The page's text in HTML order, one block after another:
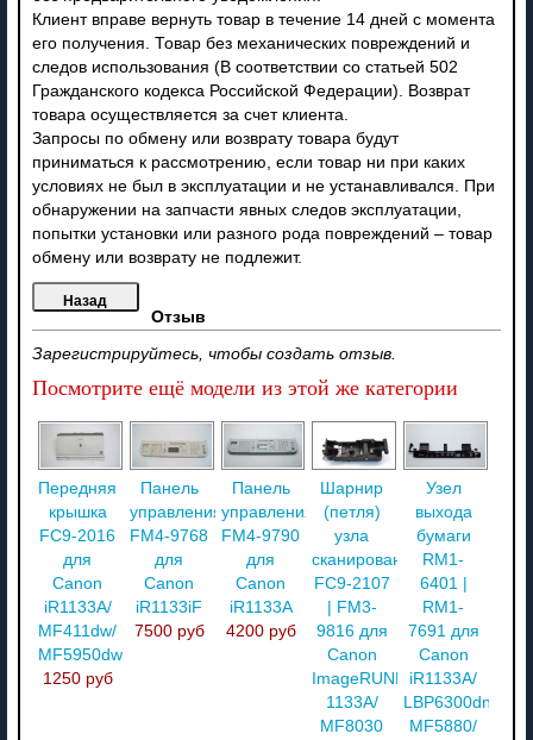
Клиент вправе вернуть товар в течение 14 дней с момента
его получения. Товар без механических повреждений и
следов использования (В соответствии со статьей 502
Гражданского кодекса Российской Федерации). Возврат
товара осуществляется за счет клиента.
Запросы по обмену или возврату товара будут
приниматься к рассмотрению, если товар ни при каких
условиях не был в эксплуатации и не устанавливался. При
обнаружении на запчасти явных следов эксплуатации,
попытки установки или разного рода повреждений – товар
обмену или возврату не подлежит.
Отзыв
Зарегистрируйтесь, чтобы создать отзыв.
Посмотрите ещё модели из этой же категории
Передняя
крышка
FC9-2016
для
Canon
iR1133A/
MF411dw/
MF5950dw
1250 руб
Панель
управления
FM4-9768
для
Canon
iR1133iF
7500 руб
Панель
управления
FM4-9790
для
Canon
iR1133A
4200 руб
Шарнир
(петля)
узла
сканирования
FC9-2107
| FM3-
9816 для
Canon
ImageRUNNER
1133A/
MF8030
Узел
выхода
бумаги
RM1-
6401 |
RM1-
7691 для
Canon
iR1133A/
LBP6300dn/
MF5880/